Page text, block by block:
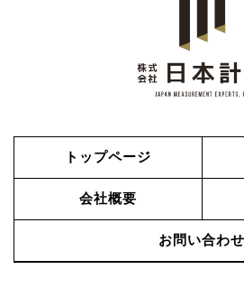
トップページ
会社概要
お問い合わせ